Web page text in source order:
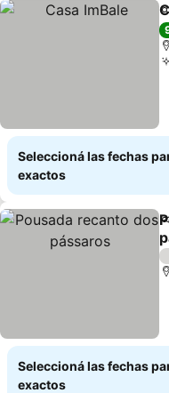
Seleccioná las fechas
exactos
Seleccioná las fechas
exactos